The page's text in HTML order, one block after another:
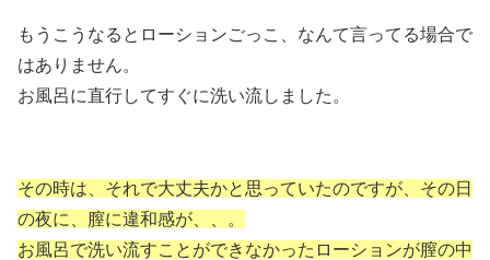
もうこうなるとローションごっこ、なんて言ってる場合で
はありません。
お風呂に直行してすぐに洗い流しました。
その時は、それで大丈夫かと思っていたのですが、その日
の夜に、膣に違和感が、、。
お風呂で洗い流すことができなかったローションが膣の中